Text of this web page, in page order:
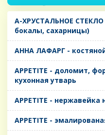
A-ХРУСТАЛЬНОЕ
бокалы, сахарницы)
AHHA ЛАФАРГ -
APPETITE - доломит,
кухонная утварь
APPETITE - нержавейка
APPETITE -